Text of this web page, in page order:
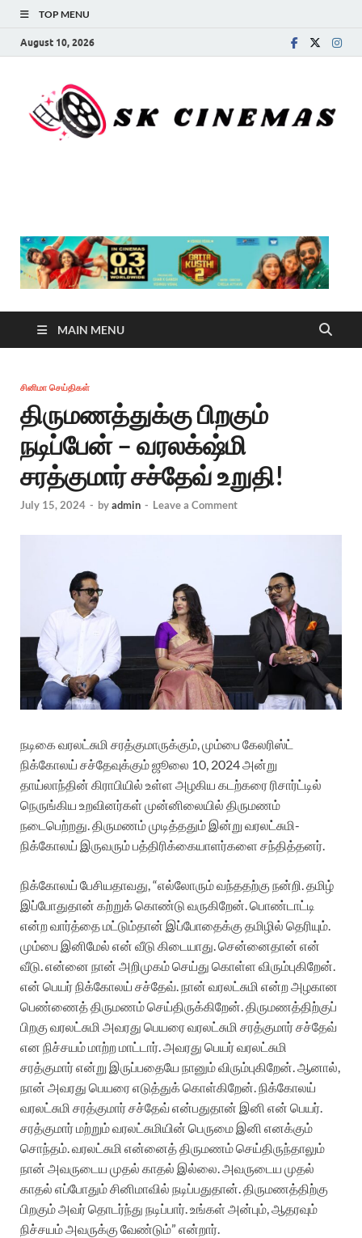
TOP MENU
August 10, 2026
MAIN MENU
சினிமா செய்திகள்
திருமணத்துக்கு பிறகும்
நடிப்பேன் – வரலக்‌ஷ்மி
சரத்குமார் சச்தேவ் உறுதி!
July 15, 2024 - byadmin - Leave a Comment
நடிகை வரலட்சுமி சரத்குமாருக்கும், மும்பை கேலரிஸ்ட்
நிக்கோலய் சச்தேவுக்கும் ஜூலை 10, 2024 அன்று
தாய்லாந்தின் கிராபியில் உள்ள அழகிய கடற்கரை ரிசார்ட்டில்
நெருங்கிய உறவினர்கள் முன்னிலையில் திருமணம்
நடைபெற்றது. திருமணம் முடித்ததும் இன்று வரலட்சுமி-
நிக்கோலய் இருவரும் பத்திரிக்கையாளர்களை சந்தித்தனர்.
நிக்கோலய் பேசியதாவது, “எல்லோரும் வந்ததற்கு நன்றி. தமிழ்
இப்போதுதான் கற்றுக் கொண்டு வருகிறேன். பொண்டாட்டி
என்ற வார்த்தை மட்டும்தான் இப்போதைக்கு தமிழில் தெரியும்.
மும்பை இனிமேல் என் வீடு கிடையாது. சென்னைதான் என்
வீடு. என்னை நான் அறிமுகம் செய்து கொள்ள விரும்புகிறேன்.
என் பெயர் நிக்கோலய் சச்தேவ். நான் வரலட்சுமி என்ற அழகான
பெண்ணைத் திருமணம் செய்திருக்கிறேன். திருமணத்திற்குப்
பிறகு வரலட்சுமி அவரது பெயரை வரலட்சுமி சரத்குமார் சச்தேவ்
என நிச்சயம் மாற்ற மாட்டார். அவரது பெயர் வரலட்சுமி
சரத்குமார் என்று இருப்பதையே நானும் விரும்புகிறேன். ஆனால்,
நான் அவரது பெயரை எடுத்துக் கொள்கிறேன். நிக்கோலய்
வரலட்சுமி சரத்குமார் சச்தேவ் என்பதுதான் இனி என் பெயர்.
சரத்குமார் மற்றும் வரலட்சுமியின் பெருமை இனி எனக்கும்
சொந்தம். வரலட்சுமி என்னைத் திருமணம் செய்திருந்தாலும்
நான் அவருடைய முதல் காதல் இல்லை. அவருடைய முதல்
காதல் எப்போதும் சினிமாவில் நடிப்பதுதான். திருமணத்திற்கு
பிறகும் அவர் தொடர்ந்து நடிப்பார். உங்கள் அன்பும், ஆதரவும்
நிச்சயம் அவருக்கு வேண்டும்” என்றார்.